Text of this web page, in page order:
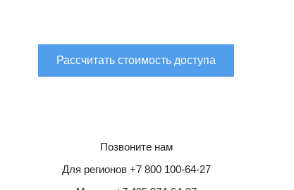
Рассчитать стоимость доступа
Позвоните нам
Для регионов +7 800 100-64-27